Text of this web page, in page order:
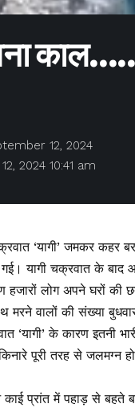
2024 10:41 am
12, 2024
‘यागी’ जमकर कहर
गई। यागी चक्रवात के
हजारों लोग अपने घरों
मरने वालों की संख्या
‘यागी’ के कारण इतनी
पूरी तरह से जलमग्न
काई प्रांत में पहाड़ से